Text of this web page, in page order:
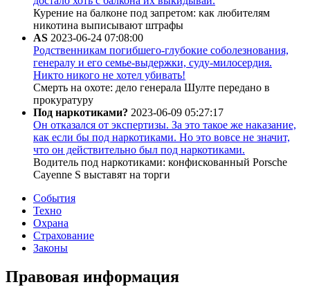
Курение на балконе под запретом: как любителям
никотина выписывают штрафы
AS 2023-06-24 07:08:00
Родственникам погибшего-глубокие соболезнования,
генералу и его семье-выдержки, суду-милосердия.
Никто никого не хотел убивать!
Смерть на охоте: дело генерала Шулте передано в
прокуратуру
Под наркотиками? 2023-06-09 05:27:17
Он отказался от экспертизы. За это такое же наказание,
как если бы под наркотиками. Но это вовсе не значит,
что он действительно был под наркотиками.
Водитель под наркотиками: конфискованный Porsche
Cayenne S выставят на торги
События
Техно
Охрана
Страхование
Законы
Правовая информация